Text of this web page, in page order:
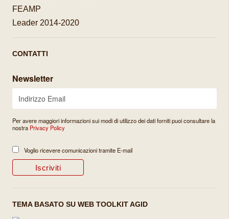
FEAMP
Leader 2014-2020
CONTATTI
Newsletter
Per avere maggiori informazioni sui modi di utilizzo dei dati forniti puoi consultare la
nostra Privacy Policy
Voglio ricevere comunicazioni tramite E-mail
TEMA BASATO SU WEB TOOLKIT AGID